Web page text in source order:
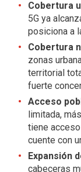
Cobertura
5G ya
posiciona a
Cobertura
zonas
territorial
fuerte
Acceso
limitada,
tiene
cuente con
Expansión
cabeceras